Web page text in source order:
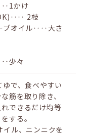
かけ
2枝
ブオイル‥‥大さ
少々
で、食べやすい
筋を取り除き、
できるだけ均等
する。
ル、ニンニクを